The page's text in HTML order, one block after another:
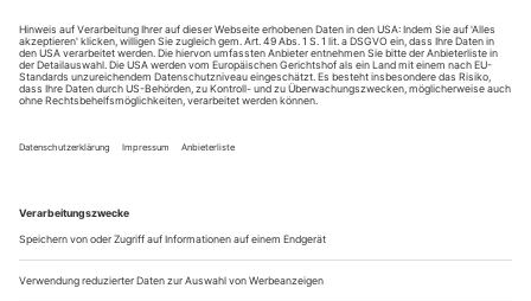
Ganz schön frostig
Weber: Der Freischütz am Theater Salzburg
Schweres Blei, Quecksilber, zerstoßenes Kirchenfenster-Glas,
ein Luchs- und ein Wiedehopf-Auge: Es gibt gewiss
pling in einer Metallschale, es sind die Freikugeln, die er
hervorwürgt. Den siebten Schluck für die letzte Kugel
genehmigt sich Kaspar, er...